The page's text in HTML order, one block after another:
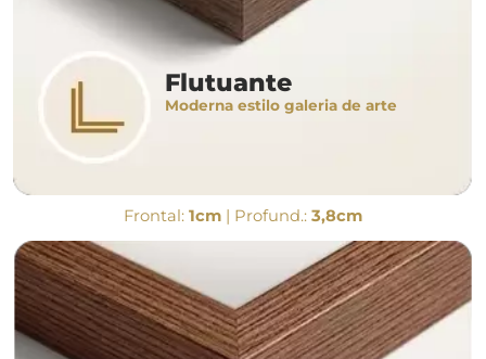
Flutuante
Moderna estilo galeria de arte
Frontal: 1cm | Profund.: 3,8cm